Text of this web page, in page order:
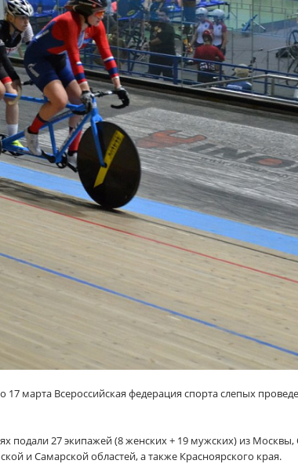
17 марта Всероссийская федерация спорта слепых
подали 27 экипажей (8 женских + 19 мужских) из
и Самарской областей, а также Красноярского края.